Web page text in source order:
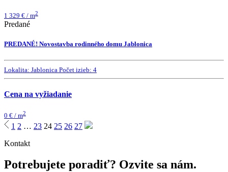
1 329 € / m2
Predané
PREDANÉ! Novostavba rodinného domu Jablonica
Lokalita: Jablonica Počet izieb: 4
Cena na vyžiadanie
0 € / m2
1 2 … 23 24 25 26 27
Kontakt
Potrebujete poradiť? Ozvite sa nám.